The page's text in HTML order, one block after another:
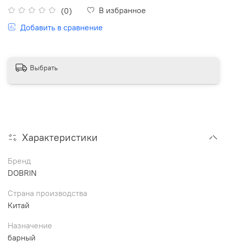
(0)
В избранное
Добавить в сравнение
Выбрать
Характеристики
Бренд
DOBRIN
Страна производства
Китай
Назначение
барный